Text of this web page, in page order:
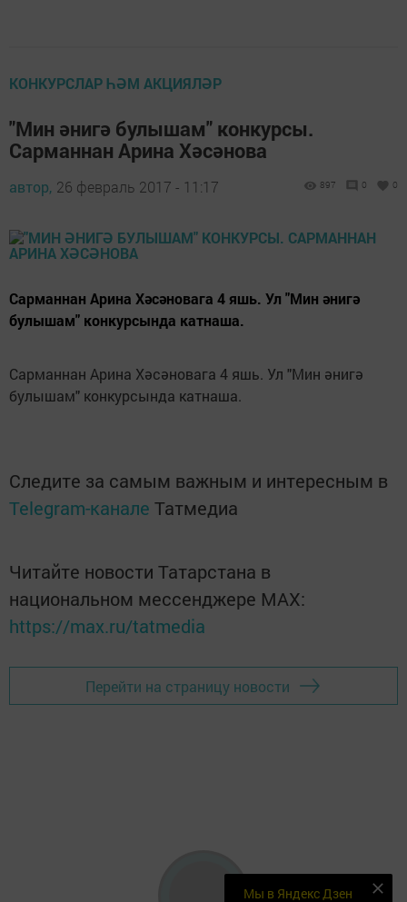
КОНКУРСЛАР ҺӘМ АКЦИЯЛӘР
"Мин әнигә булышам" конкурсы.
Сарманнан Арина Хәсәнова
автор, 26 февраль 2017 - 11:17 897 0 0
Сарманнан Арина Хәсәновага 4 яшь. Ул "Мин әнигә
булышам" конкурсында катнаша.
Сарманнан Арина Хәсәновага 4 яшь. Ул "Мин әнигә
булышам" конкурсында катнаша.
Следите за самым важным и интересным в
Telegram-канале Татмедиа
Читайте новости Татарстана в
национальном мессенджере MАХ:
https://max.ru/tatmedia
Перейти на страницу новости
Мы в Яндекс Дзен